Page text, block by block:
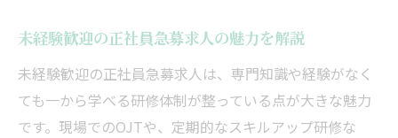
土日休みを叶える春日井市の正社員求人情報
春日井市で土日休みの正社員急募求人を探
すには
完全週休2日制の正社員急募の魅力を解説
未経験歓迎の正社員急募求人の魅力を解説
未経験歓迎の正社員急募求人は、専門知識や経験がなく
ても一から学べる研修体制が整っている点が大きな魅力
です。現場でのOJTや、定期的なスキルアップ研修な